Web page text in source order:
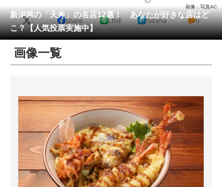
会員記事
メディア
注目記事を集めた総合ページ
スマホと通信の最新トレンド
進化するPCとデバイスの未来
好きが集まる 比べて選べる
ビジネスと働き方のヒント
AI活用のいまが分かる
新潟県の「天丼」の名店12選！ あなたが好きな店はど
こ？【人気投票実施中】
画像：写真AC
X Share LINE hatena 0
画像一覧